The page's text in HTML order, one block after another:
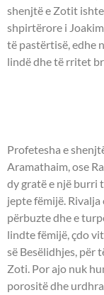
shenjtë e Zotit
shpirtërore i
të pastërtisë, edhe
lindë dhe të rritet
Profetesha e
Aramathaim, ose
dy gratë e një burri
jepte fëmijë. Rivalja
përbuzte dhe e
lindte fëmijë, çdo
së Besëlidhjes, për
Zoti. Por ajo nuk
porositë dhe